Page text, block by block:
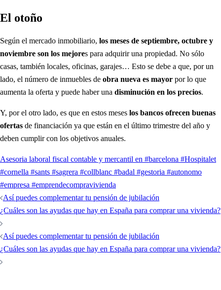
El otoño
Según el mercado inmobiliario, los meses de septiembre, octubre y
noviembre son los mejores para adquirir una propiedad. No sólo
casas, también locales, oficinas, garajes… Esto se debe a que, por un
lado, el número de inmuebles de obra nueva es mayor por lo que
aumenta la oferta y puede haber una disminución en los precios.
Y, por el otro lado, es que en estos meses los bancos ofrecen buenas
ofertas de financiación ya que están en el último trimestre del año y
deben cumplir con los objetivos anuales.
Asesoria laboral fiscal contable y mercantil en #barcelona #Hospitalet
#cornella #sants #sagrera #collblanc #badal #gestoria #autonomo
#empresa #emprendecompravivienda
Así puedes complementar tu pensión de jubilación
¿Cuáles son las ayudas que hay en España para comprar una vivienda?
Así puedes complementar tu pensión de jubilación
¿Cuáles son las ayudas que hay en España para comprar una vivienda?